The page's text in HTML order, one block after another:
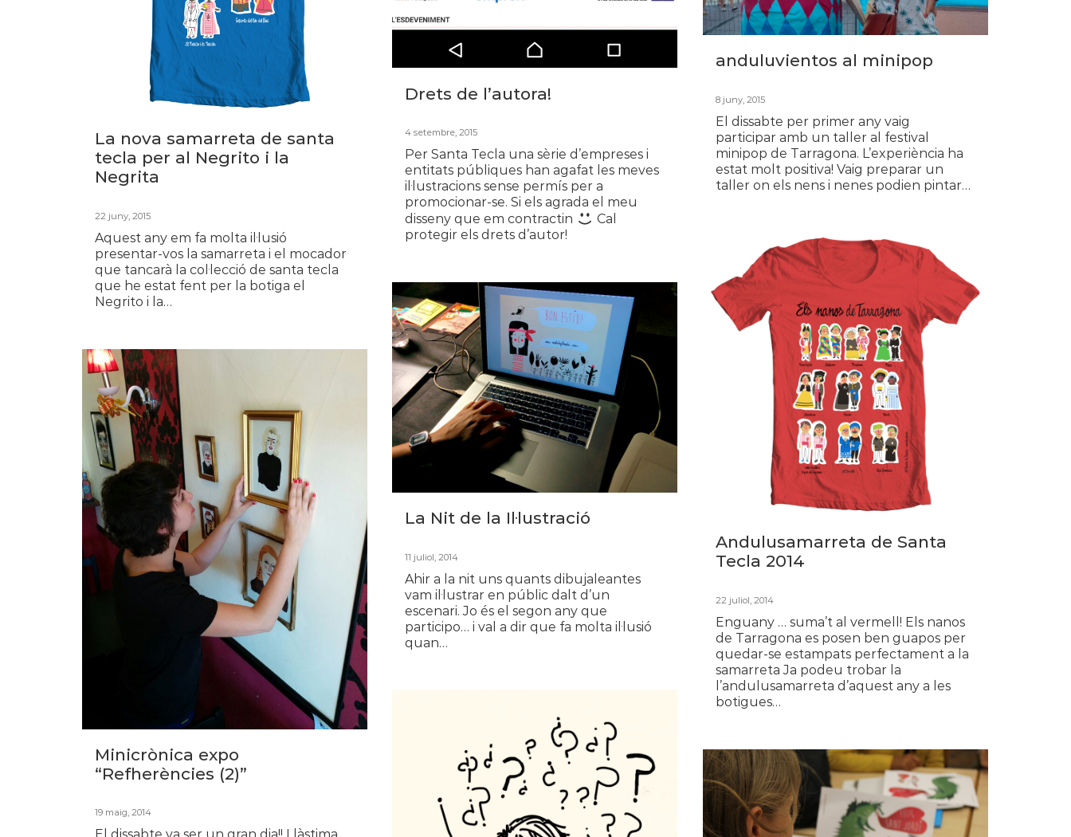
Drets de l’autora!
4 setembre, 2015
Per Santa Tecla una sèrie d’empreses i
entitats públiques han agafat les meves
il·lustracions sense permís per a
promocionar-se. Si els agrada el meu
disseny que em contractin
Cal
protegir els drets d’autor!
La nova samarreta de santa
tecla per al Negrito i la
Negrita
22 juny, 2015
Aquest any em fa molta il·lusió
presentar-vos la samarreta i el mocador
que tancarà la col·lecció de santa tecla
que he estat fent per la botiga el
Negrito i la…
anduluvientos al minipop
8 juny, 2015
El dissabte per primer any vaig
participar amb un taller al festival
minipop de Tarragona. L’experiència ha
estat molt positiva! Vaig preparar un
taller on els nens i nenes podien pintar…
Andulusamarreta de Santa
Tecla 2014
22 juliol, 2014
Enguany … suma’t al vermell! Els nanos
de Tarragona es posen ben guapos per
quedar-se estampats perfectament a la
samarreta Ja podeu trobar la
l’andulusamarreta d’aquest any a les
botigues…
La Nit de la Il·lustració
11 juliol, 2014
Ahir a la nit uns quants dibujaleantes
vam il·lustrar en públic dalt d’un
escenari. Jo és el segon any que
participo… i val a dir que fa molta il·lusió
quan…
Minicrònica expo
“Refherències (2)”
19 maig, 2014